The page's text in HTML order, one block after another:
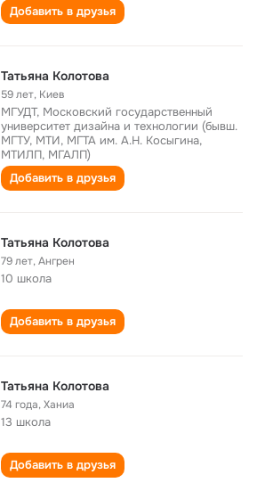
Добавить в друзья
Татьяна Колотова
59 лет, Киев
МГУДТ, Московский государственный
университет дизайна и технологии (бывш.
МГТУ, МТИ, МГТА им. А.Н. Косыгина,
МТИЛП, МГАЛП)
Добавить в друзья
Татьяна Колотова
79 лет,Ангрен
10 школа
Добавить в друзья
Татьяна Колотова
74 года,Ханиа
13 школа
Добавить в друзья